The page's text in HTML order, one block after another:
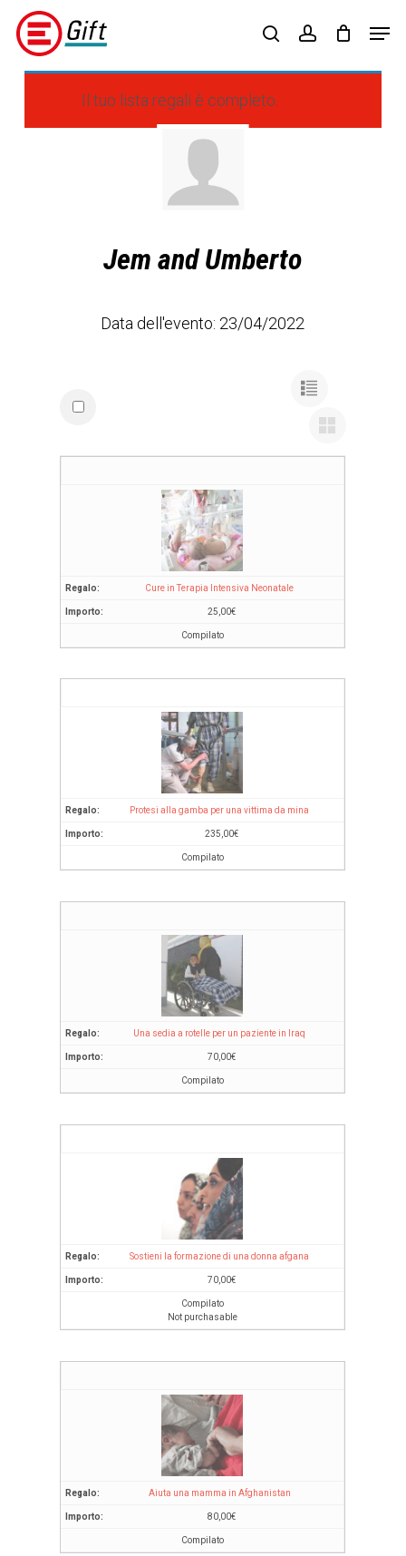
Skip
main
content
searchaccount
Il tuo lista regali è completo.
Jem and Umberto
Data dell'evento: 23/04/2022
Cure in Terapia Intensiva Neonatale
25,00€
Compilato
Protesi alla gamba per una vittima da mina
235,00€
Compilato
Una sedia a rotelle per un paziente in Iraq
70,00€
Compilato
Sostieni la formazione di una donna afgana
70,00€
Compilato
Not purchasable
Aiuta una mamma in Afghanistan
80,00€
Compilato